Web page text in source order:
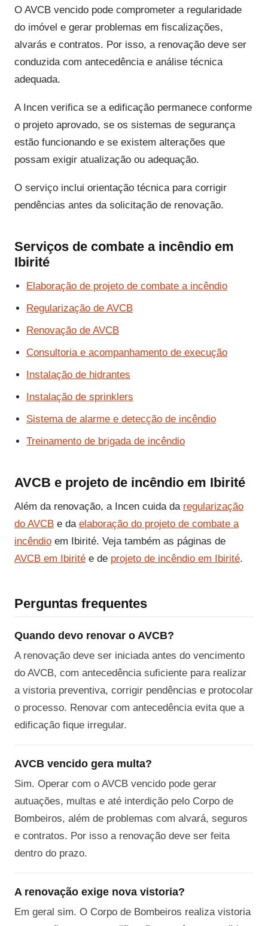
O AVCB vencido pode comprometer a regularidade
do imóvel e gerar problemas em fiscalizações,
alvarás e contratos. Por isso, a renovação deve ser
conduzida com antecedência e análise técnica
adequada.
A Incen verifica se a edificação permanece conforme
o projeto aprovado, se os sistemas de segurança
estão funcionando e se existem alterações que
possam exigir atualização ou adequação.
O serviço inclui orientação técnica para corrigir
pendências antes da solicitação de renovação.
Serviços de combate a incêndio em
Ibirité
Elaboração de projeto de combate a incêndio
Regularização de AVCB
Renovação de AVCB
Consultoria e acompanhamento de execução
Instalação de hidrantes
Instalação de sprinklers
Sistema de alarme e detecção de incêndio
Treinamento de brigada de incêndio
AVCB e projeto de incêndio em Ibirité
Além da renovação, a Incen cuida da regularização
do AVCB e da elaboração do projeto de combate a
incêndio em Ibirité. Veja também as páginas de
AVCB em Ibirité e de projeto de incêndio em Ibirité.
Perguntas frequentes
Quando devo renovar o AVCB?
A renovação deve ser iniciada antes do vencimento
do AVCB, com antecedência suficiente para realizar
a vistoria preventiva, corrigir pendências e protocolar
o processo. Renovar com antecedência evita que a
edificação fique irregular.
AVCB vencido gera multa?
Sim. Operar com o AVCB vencido pode gerar
autuações, multas e até interdição pelo Corpo de
Bombeiros, além de problemas com alvará, seguros
e contratos. Por isso a renovação deve ser feita
dentro do prazo.
A renovação exige nova vistoria?
Em geral sim. O Corpo de Bombeiros realiza vistoria